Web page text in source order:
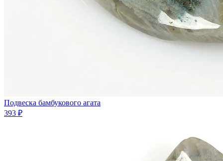
Подвеска бамбукового агата
393 ₽